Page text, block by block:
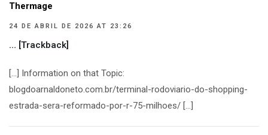
Thermage
24 DE ABRIL DE 2026 AT 23:26
… [Trackback]
[…] Information on that Topic:
blogdoarnaldoneto.com.br/terminal-rodoviario-do-shopping-
estrada-sera-reformado-por-r-75-milhoes/ […]